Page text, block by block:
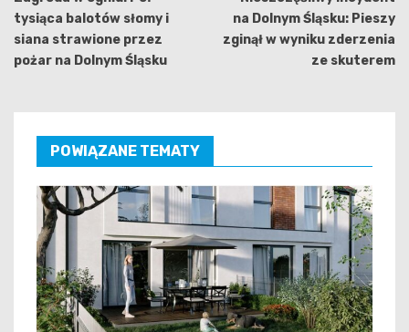
tysiąca balotów słomy i
siana strawione przez
pożar na Dolnym Śląsku
na Dolnym Śląsku: Pieszy
zginął w wyniku zderzenia
ze skuterem
POWIĄZANE TEMATY